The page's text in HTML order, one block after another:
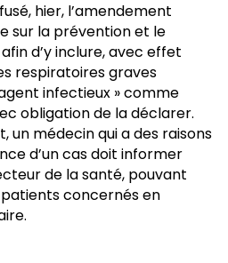
hier, l’amendement
sur la prévention et le
d’y inclure, avec effet
respiratoires graves
infectieux » comme
obligation de la déclarer.
un médecin qui a des raisons
d’un cas doit informer
de la santé, pouvant
concernés en